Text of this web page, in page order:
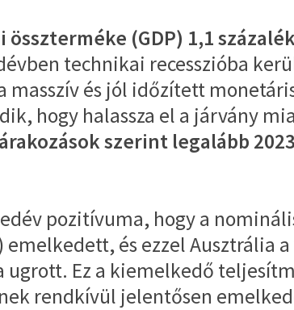
összterméke (GDP) 1,1
technikai recesszióba
masszív és jól időzített
hogy halassza el a járvány
szerint legalább
pozitívuma, hogy a
és ezzel Ausztrália
ugrott. Ez a kiemelkedő
rendkívül jelentősen